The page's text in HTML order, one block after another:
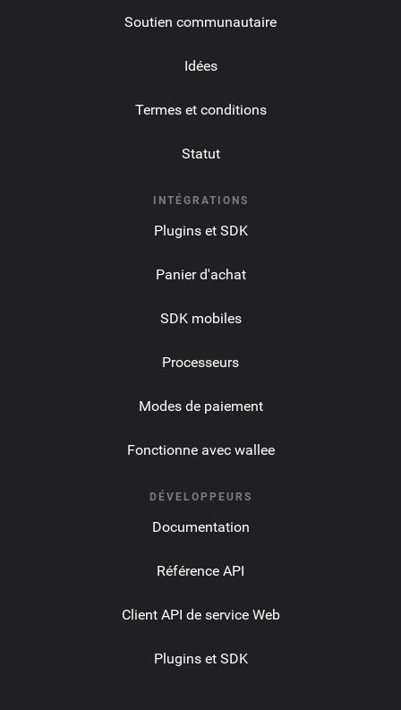
Soutien communautaire
Idées
Termes et conditions
Statut
INTÉGRATIONS
Plugins et SDK
Panier d'achat
SDK mobiles
Processeurs
Modes de paiement
Fonctionne avec wallee
DÉVELOPPEURS
Documentation
Référence API
Client API de service Web
Plugins et SDK